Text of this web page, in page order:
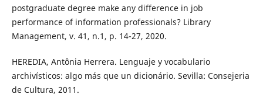
postgraduate degree make any difference in job
performance of information professionals? Library
Management, v. 41, n.1, p. 14-27, 2020.
HEREDIA, Antônia Herrera. Lenguaje y vocabulario
archivísticos: algo más que un dicionário. Sevilla: Consejeria
de Cultura, 2011.